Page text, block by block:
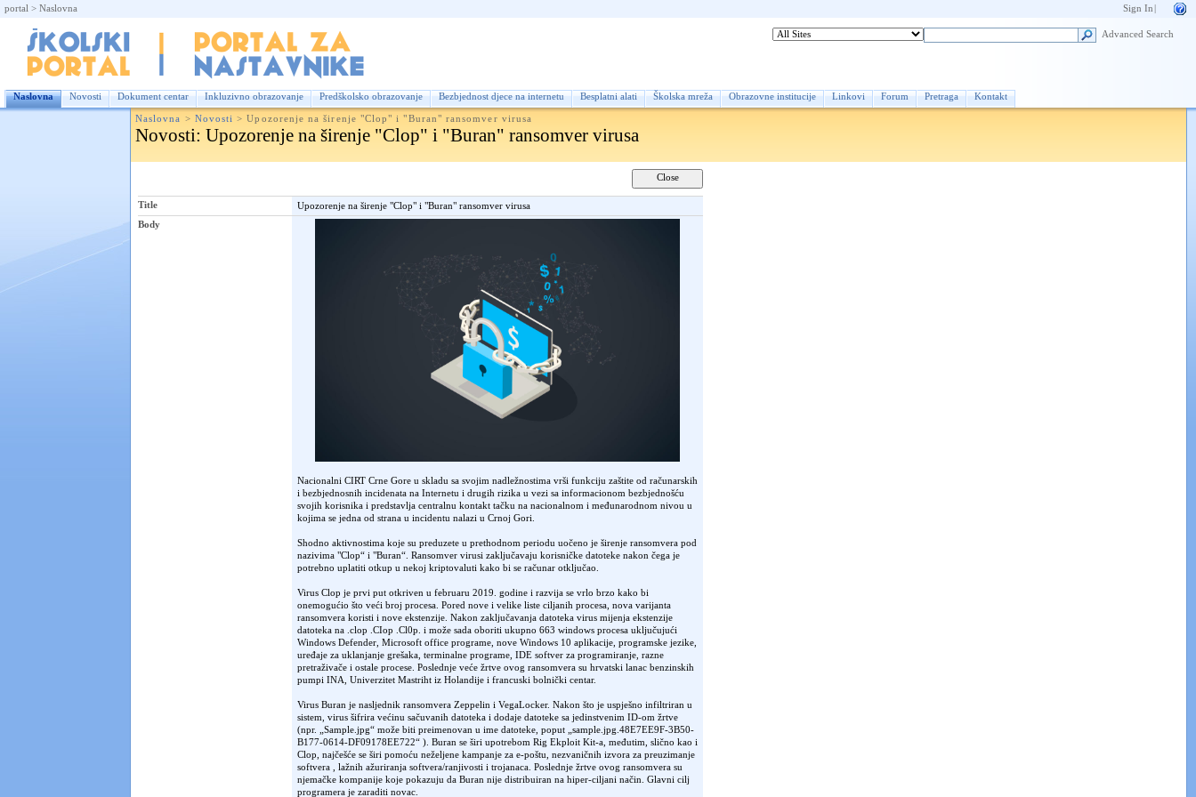
portal > Naslovna Sign In
Advanced Search
Naslovna Novosti Dokument centar Inkluzivno obrazovanje Predškolsko obrazovanje Bezbjednost djece na internetu Besplatni alati Školska mreža Obrazovne institucije Linkovi Forum Pretraga Kontakt
Naslovna > Novosti >Upozorenje na širenje "Clop" i "Buran" ransomver virusa
Novosti: Upozorenje na širenje "Clop" i "Buran" ransomver virusa
Title
Upozorenje na širenje "Clop" i "Buran" ransomver virusa
Body
Nacionalni CIRT Crne Gore u skladu sa svojim nadležnostima vrši funkciju zaštite od računarskih
i bezbjednosnih incidenata na Internetu i drugih rizika u vezi sa informacionom bezbjednošću
svojih korisnika i predstavlja centralnu kontakt tačku na nacionalnom i međunarodnom nivou u
kojima se jedna od strana u incidentu nalazi u Crnoj Gori.
Shodno aktivnostima koje su preduzete u prethodnom periodu uočeno je širenje ransomvera pod
nazivima "Clop“ i "Buran“. Ransomver virusi zaključavaju korisničke datoteke nakon čega je
potrebno uplatiti otkup u nekoj kriptovaluti kako bi se računar otključao.
Virus Clop je prvi put otkriven u februaru 2019. godine i razvija se vrlo brzo kako bi
onemogućio što veći broj procesa. Pored nove i velike liste ciljanih procesa, nova varijanta
ransomvera koristi i nove ekstenzije. Nakon zaključavanja datoteka virus mijenja ekstenzije
datoteka na .clop .CIop .Cl0p. i može sada oboriti ukupno 663 windows procesa uključujući
Windows Defender, Microsoft office programe, nove Windows 10 aplikacije, programske jezike,
uređaje za uklanjanje grešaka, terminalne programe, IDE softver za programiranje, razne
pretraživače i ostale procese. Poslednje veće žrtve ovog ransomvera su hrvatski lanac benzinskih
pumpi INA, Univerzitet Mastriht iz Holandije i francuski bolnički centar.
Virus Buran je nasljednik ransomvera Zeppelin i VegaLocker. Nakon što je uspješno infiltriran u
sistem, virus šifrira većinu sačuvanih datoteka i dodaje datoteke sa jedinstvenim ID-om žrtve
(npr. „Sample.jpg“ može biti preimenovan u ime datoteke, poput „sample.jpg.48E7EE9F-3B50-
B177-0614-DF09178EE722“ ). Buran se širi upotrebom Rig Ekploit Kit-a, međutim, slično kao i
Clop, najčešće se širi pomoću neželjene kampanje za e-poštu, nezvaničnih izvora za preuzimanje
softvera , lažnih ažuriranja softvera/ranjivosti i trojanaca. Poslednje žrtve ovog ransomvera su
njemačke kompanije koje pokazuju da Buran nije distribuiran na hiper-ciljani način. Glavni cilj
programera je zaraditi novac.